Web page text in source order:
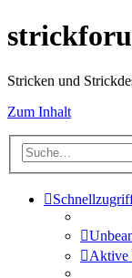
Stricken und
Zum Inhalt
Aktive